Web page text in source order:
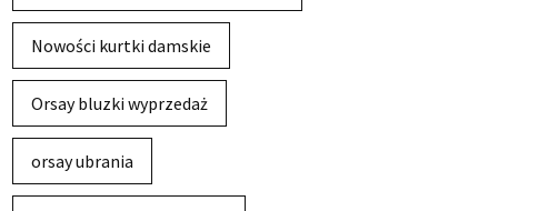
Nowości kurtki damskie
Orsay bluzki wyprzedaż
orsay ubrania